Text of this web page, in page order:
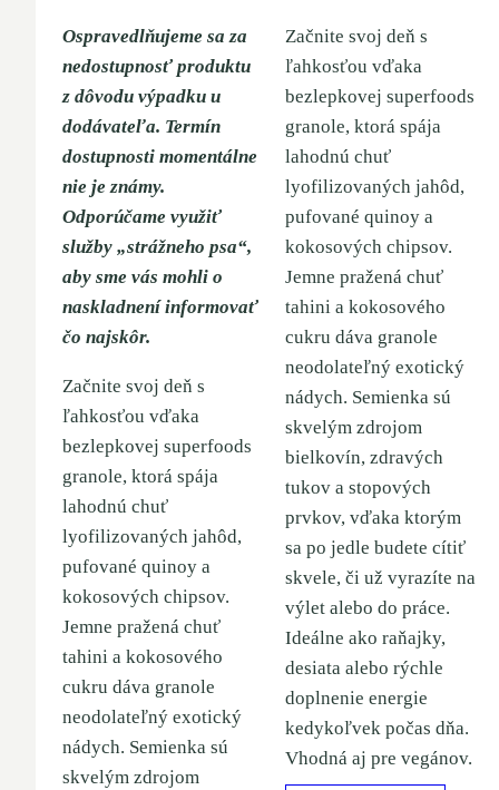
Ospravedlňujeme sa za
nedostupnosť produktu
z dôvodu výpadku u
dodávateľa. Termín
dostupnosti momentálne
nie je známy.
Odporúčame využiť
služby „strážneho psa“,
aby sme vás mohli o
naskladnení informovať
čo najskôr.
Začnite svoj deň s
ľahkosťou vďaka
bezlepkovej superfoods
granole, ktorá spája
lahodnú chuť
lyofilizovaných jahôd,
pufované quinoy a
kokosových chipsov.
Jemne pražená chuť
tahini a kokosového
cukru dáva granole
neodolateľný exotický
nádych. Semienka sú
skvelým zdrojom
Začnite svoj deň s
ľahkosťou vďaka
bezlepkovej superfoods
granole, ktorá spája
lahodnú chuť
lyofilizovaných jahôd,
pufované quinoy a
kokosových chipsov.
Jemne pražená chuť
tahini a kokosového
cukru dáva granole
neodolateľný exotický
nádych. Semienka sú
skvelým zdrojom
bielkovín, zdravých
tukov a stopových
prvkov, vďaka ktorým
sa po jedle budete cítiť
skvele, či už vyrazíte na
výlet alebo do práce.
Ideálne ako raňajky,
desiata alebo rýchle
doplnenie energie
kedykoľvek počas dňa.
Vhodná aj pre vegánov.